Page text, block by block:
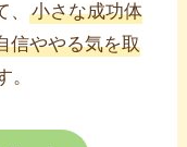
、小さな成功体
信ややる気を取
。